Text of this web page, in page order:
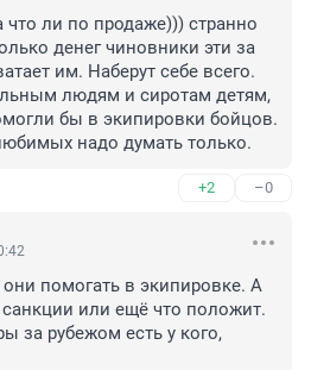
что ли по продаже))) странно
денег чиновники эти за
им. Наберут себе всего.
людям и сиротам детям,
бы в экипировки бойцов.
надо думать только.
+2 –0
помогать в экипировке. А
санкции или ещё что положит.
за рубежом есть у кого,